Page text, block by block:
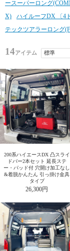
ースーパーロング
X)
ハイルーフDX 〔4
テックツアラーロング
14アイテム
200系ハイエースDX 凸スライ
ドバー2本セット 延長ステ
ー・パッド付 穴開け加工なし
&着脱かんたん 引っ掛け金具
タイプ
26,300円